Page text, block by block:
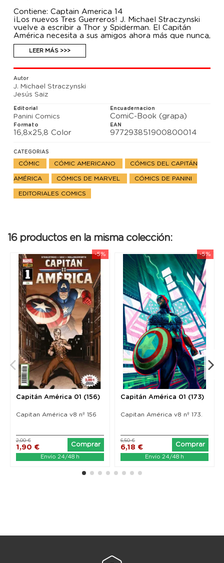
Contiene: Captain America 14
¡Los nuevos Tres Guerreros! J. Michael Straczynski
vuelve a escribir a Thor y Spiderman. El Capitán
América necesita a sus amigos ahora más que nunca.
Pero Thor y Spidey tienen sus propios problemas.
Esta improvisada aventura los unirá... o los volverá
locos.
LEER MÁS >>>
Autor
J. Michael Straczynski
Jesús Saiz
Editorial
Panini Comics
Encuadernacion
ComiC-Book (grapa)
Formato
16,8x25,8 Color
EAN
977293851900800014
CATEGORIAS
CÓMIC CÓMIC AMERICANO CÓMICS DEL CAPITÁN
AMÉRICA CÓMICS DE MARVEL CÓMICS DE PANINI
EDITORIALES COMICS
16 productos en la misma colección:
-5%
Capitán América 01 (156)
Capitan América v8 nº 156
1,90 €
2,00 €
Comprar
Envío 24/48 h
-5%
Capitán América 01 (173)
Capitan América v8 nº 173.
6,18 €
6,50 €
Comprar
Envío 24/48 h